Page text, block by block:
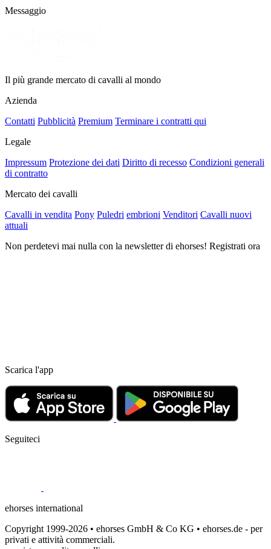
Messaggio
Il più grande mercato di cavalli al mondo
Azienda
Contatti Pubblicità Premium Terminare i contratti qui
Legale
Impressum Protezione dei dati Diritto di recesso Condizioni generali
di contratto
Mercato dei cavalli
Cavalli in vendita Pony Puledri embrioni Venditori Cavalli nuovi
attuali
Non perdetevi mai nulla con la newsletter di ehorses! Registrati ora
Scarica l'app
Seguiteci
ehorses international
Copyright 1999-2026 • ehorses GmbH & Co KG • ehorses.de - per
privati e attività commerciali.